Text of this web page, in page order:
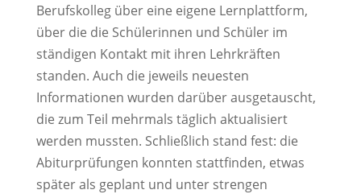
Berufskolleg über eine eigene Lernplattform,
über die die Schülerinnen und Schüler im
ständigen Kontakt mit ihren Lehrkräften
standen. Auch die jeweils neuesten
Informationen wurden darüber ausgetauscht,
die zum Teil mehrmals täglich aktualisiert
werden mussten. Schließlich stand fest: die
Abiturprüfungen konnten stattfinden, etwas
später als geplant und unter strengen